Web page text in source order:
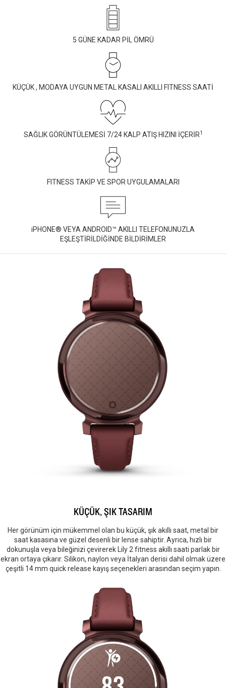
5 GÜNE KADAR PİL ÖMRÜ
KÜÇÜK , MODAYA UYGUN METAL KASALI AKILLI FITNESS SAATİ
SAĞLIK GÖRÜNTÜLEMESİ 7/24 KALP ATIŞ HIZINI İÇERİR1
FITNESS TAKİP VE SPOR UYGULAMALARI
iPHONE® VEYA ANDROID™ AKILLI TELEFONUNUZLA
EŞLEŞTİRİLDİĞİNDE BİLDİRİMLER
KÜÇÜK, ŞIK TASARIM
Her görünüm için mükemmel olan bu küçük, şık akıllı saat, metal bir
saat kasasına ve güzel desenli bir lense sahiptir. Ayrıca, hızlı bir
dokunuşla veya bileğinizi çevirerek Lily 2 fitness akıllı saati parlak bir
ekran ortaya çıkarır. Silikon, naylon veya İtalyan derisi dahil olmak üzere
çeşitli 14 mm quick release kayış seçenekleri arasından seçim yapın.